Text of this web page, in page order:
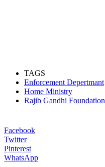
TAGS
Enforcement Depertmant
Home Ministry
Rajib Gandhi Foundation
Facebook
Twitter
Pinterest
WhatsApp